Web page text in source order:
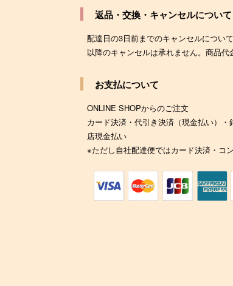
返品・交換・キャンセルについて
配達日の3日前までのキャンセルについ
以降のキャンセルは承れません。商品代
お支払について
ONLINE SHOPからのご注文
カード決済・代引き決済（現金払い）
店現金払い
※ただし自社配達便ではカード決済・コ